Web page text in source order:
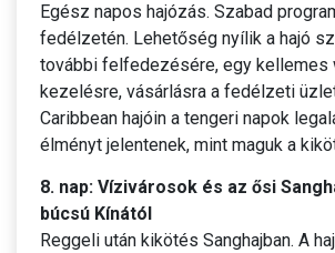
Egész napos hajózás. Szabad
fedélzetén. Lehetőség nyílik a hajó
további felfedezésére, egy kellemes
kezelésre, vásárlásra a fedélzeti
Caribbean hajóin a tengeri napok
élményt jelentenek, mint maguk a
8. nap: Vízivárosok és az ősi
búcsú Kínától
Reggeli után kikötés Sanghajban. A